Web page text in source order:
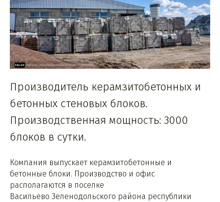
Производитель керамзитобетонных и
бетонных стеновых блоков.
Производственная мощность: 3000
блоков в сутки.
Компания выпускает керамзитобетонные и
бетонные блоки. Производство и офис
располагаются в поселке
Васильево Зеленодольского района республики